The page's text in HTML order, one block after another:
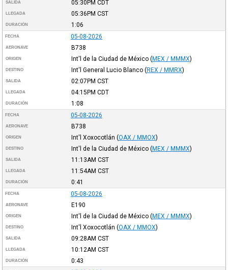
SALIDA 05:30PM CDT
LLEGADA 05:36PM CST
DURACIÓN 1:06
FECHA 05-08-2026
AERONAVE B738
ORIGEN Int'l de la Ciudad de México (MEX / MMMX)
DESTINO Int'l General Lucio Blanco (REX / MMRX)
SALIDA 02:07PM CST
LLEGADA 04:15PM CDT
DURACIÓN 1:08
FECHA 05-08-2026
AERONAVE B738
ORIGEN Int'l Xoxocotlán (OAX / MMOX)
DESTINO Int'l de la Ciudad de México (MEX / MMMX)
SALIDA 11:13AM CST
LLEGADA 11:54AM CST
DURACIÓN 0:41
FECHA 05-08-2026
AERONAVE E190
ORIGEN Int'l de la Ciudad de México (MEX / MMMX)
DESTINO Int'l Xoxocotlán (OAX / MMOX)
SALIDA 09:28AM CST
LLEGADA 10:12AM CST
DURACIÓN 0:43